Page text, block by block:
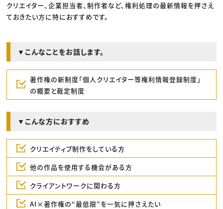
クリエイター、企業担当者、制作者など、権利処理の最新情報を押さえ
ておきたい方に特におすすめです。
▼こんなことをお話します。
著作権の新制度「個人クリエイター等権利情報登録制度」
の概要と裁定制度
▼こんな方におすすめ
クリエイティブ制作をしている方
他の作品を使用する機会がある方
クライアントワークに関わる方
AI×著作権の“最低限”を一気に押さえたい